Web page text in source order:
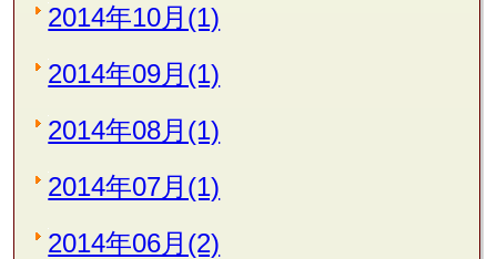
2014年10月(1)
2014年09月(1)
2014年08月(1)
2014年07月(1)
2014年06月(2)